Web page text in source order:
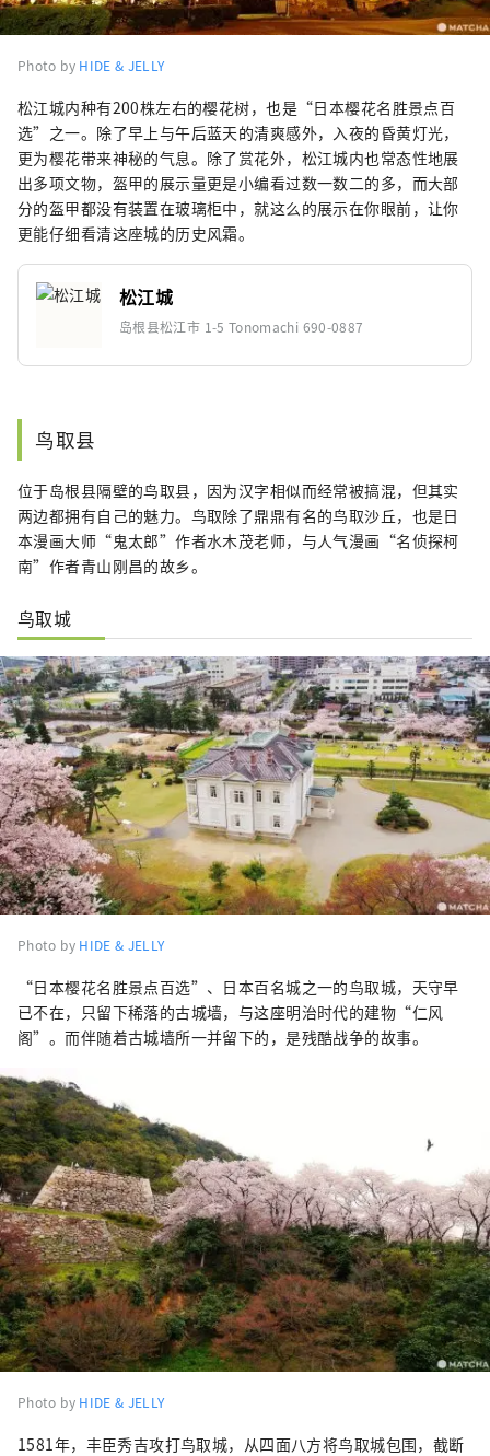
Photo by HIDE & JELLY
松江城内种有200株左右的樱花树，也是“日本樱花名胜景点百
选”之一。除了早上与午后蓝天的清爽感外，入夜的昏黄灯光，
更为樱花带来神秘的气息。除了赏花外，松江城内也常态性地展
出多项文物，盔甲的展示量更是小编看过数一数二的多，而大部
分的盔甲都没有装置在玻璃柜中，就这么的展示在你眼前，让你
更能仔细看清这座城的历史风霜。
松江城
岛根县松江市 1-5 Tonomachi 690-0887
鸟取县
位于岛根县隔壁的鸟取县，因为汉字相似而经常被搞混，但其实
两边都拥有自己的魅力。鸟取除了鼎鼎有名的鸟取沙丘，也是日
本漫画大师“鬼太郎”作者水木茂老师，与人气漫画“名侦探柯
南”作者青山刚昌的故乡。
鸟取城
Photo by HIDE & JELLY
“日本樱花名胜景点百选”、日本百名城之一的鸟取城，天守早
已不在，只留下稀落的古城墙，与这座明治时代的建物“仁风
阁”。而伴随着古城墙所一并留下的，是残酷战争的故事。
Photo by HIDE & JELLY
1581年，丰臣秀吉攻打鸟取城，从四面八方将鸟取城包围，截断